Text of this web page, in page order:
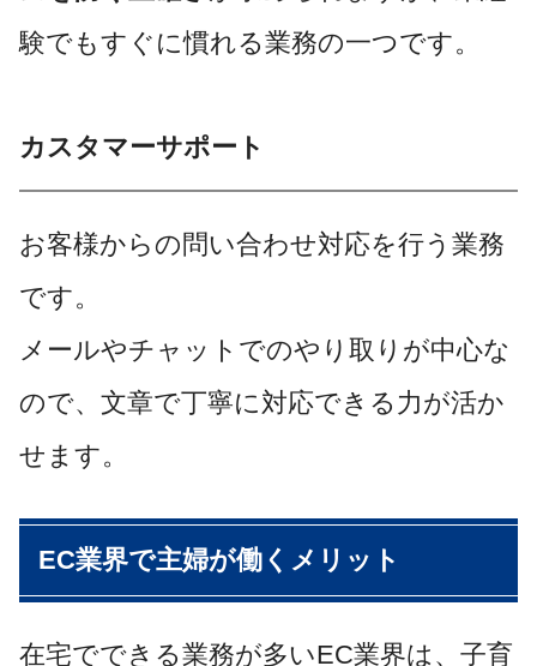
験でもすぐに慣れる業務の一つです。
カスタマーサポート
お客様からの問い合わせ対応を行う業務
です。
メールやチャットでのやり取りが中心な
ので、文章で丁寧に対応できる力が活か
せます。
EC業界で主婦が働くメリット
在宅でできる業務が多いEC業界は、子育